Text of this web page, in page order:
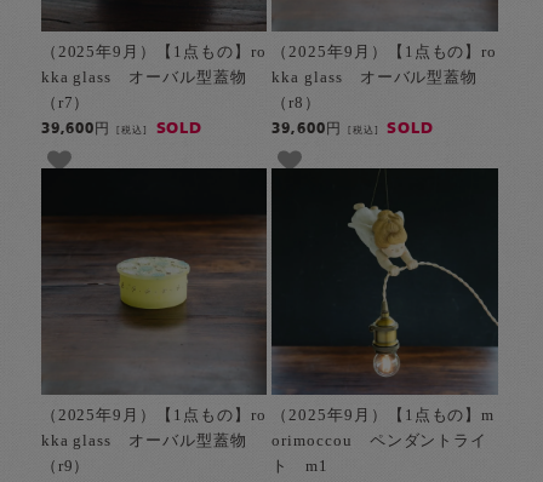
（2025年9月）【1点もの】ro
kka glass オーバル型蓋物
（r7）
39,600円[税込] SOLD
（2025年9月）【1点もの】ro
kka glass オーバル型蓋物
（r8）
39,600円 [税込] SOLD
（2025年9月）【1点もの】ro
kka glass オーバル型蓋物
（r9）
（2025年9月）【1点もの】m
orimoccou ペンダントライ
ト m1